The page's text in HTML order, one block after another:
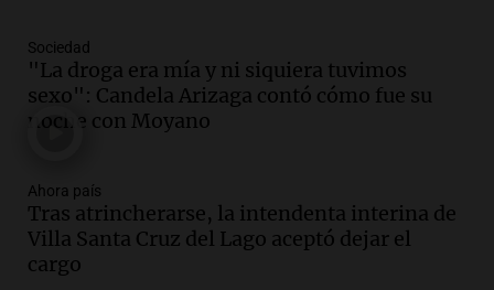
incertidumbre sobre el IPC nacional
Panorama Federal
Episodios
Audio. Descuentos de hasta 700.000
Panorama Federal
Episodios
Audio.Docentes de Jujuy denuncian
descuentos de hasta 700.000 pesos en
Sociedad
"La droga era mía y ni siquiera tuvimos
sexo": Candela Arizaga contó cómo fue su
noche con Moyano
Ahora país
Tras atrincherarse, la intendenta interina de
Villa Santa Cruz del Lago aceptó dejar el
cargo